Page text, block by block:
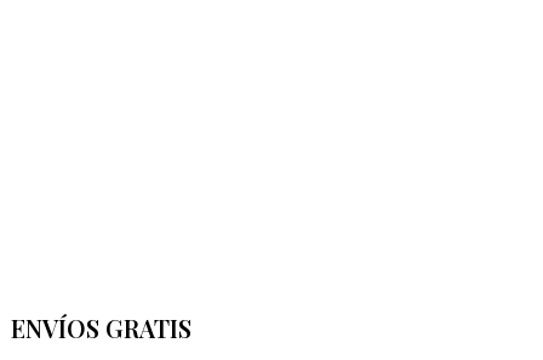
ENVÍOS GRATIS